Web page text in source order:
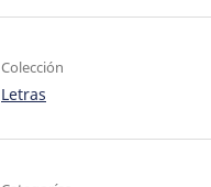
Colección
Letras